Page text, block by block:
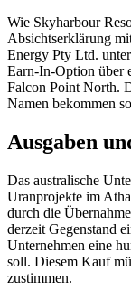
Wie Skyharbour
Absichtserklärung
Energy Pty Ltd.
Earn-In-Option über
Falcon Point North.
Namen bekommen
Ausgaben
Das australische
Uranprojekte im
durch die
derzeit Gegenstand
Unternehmen eine
soll. Diesem Kauf
zustimmen.